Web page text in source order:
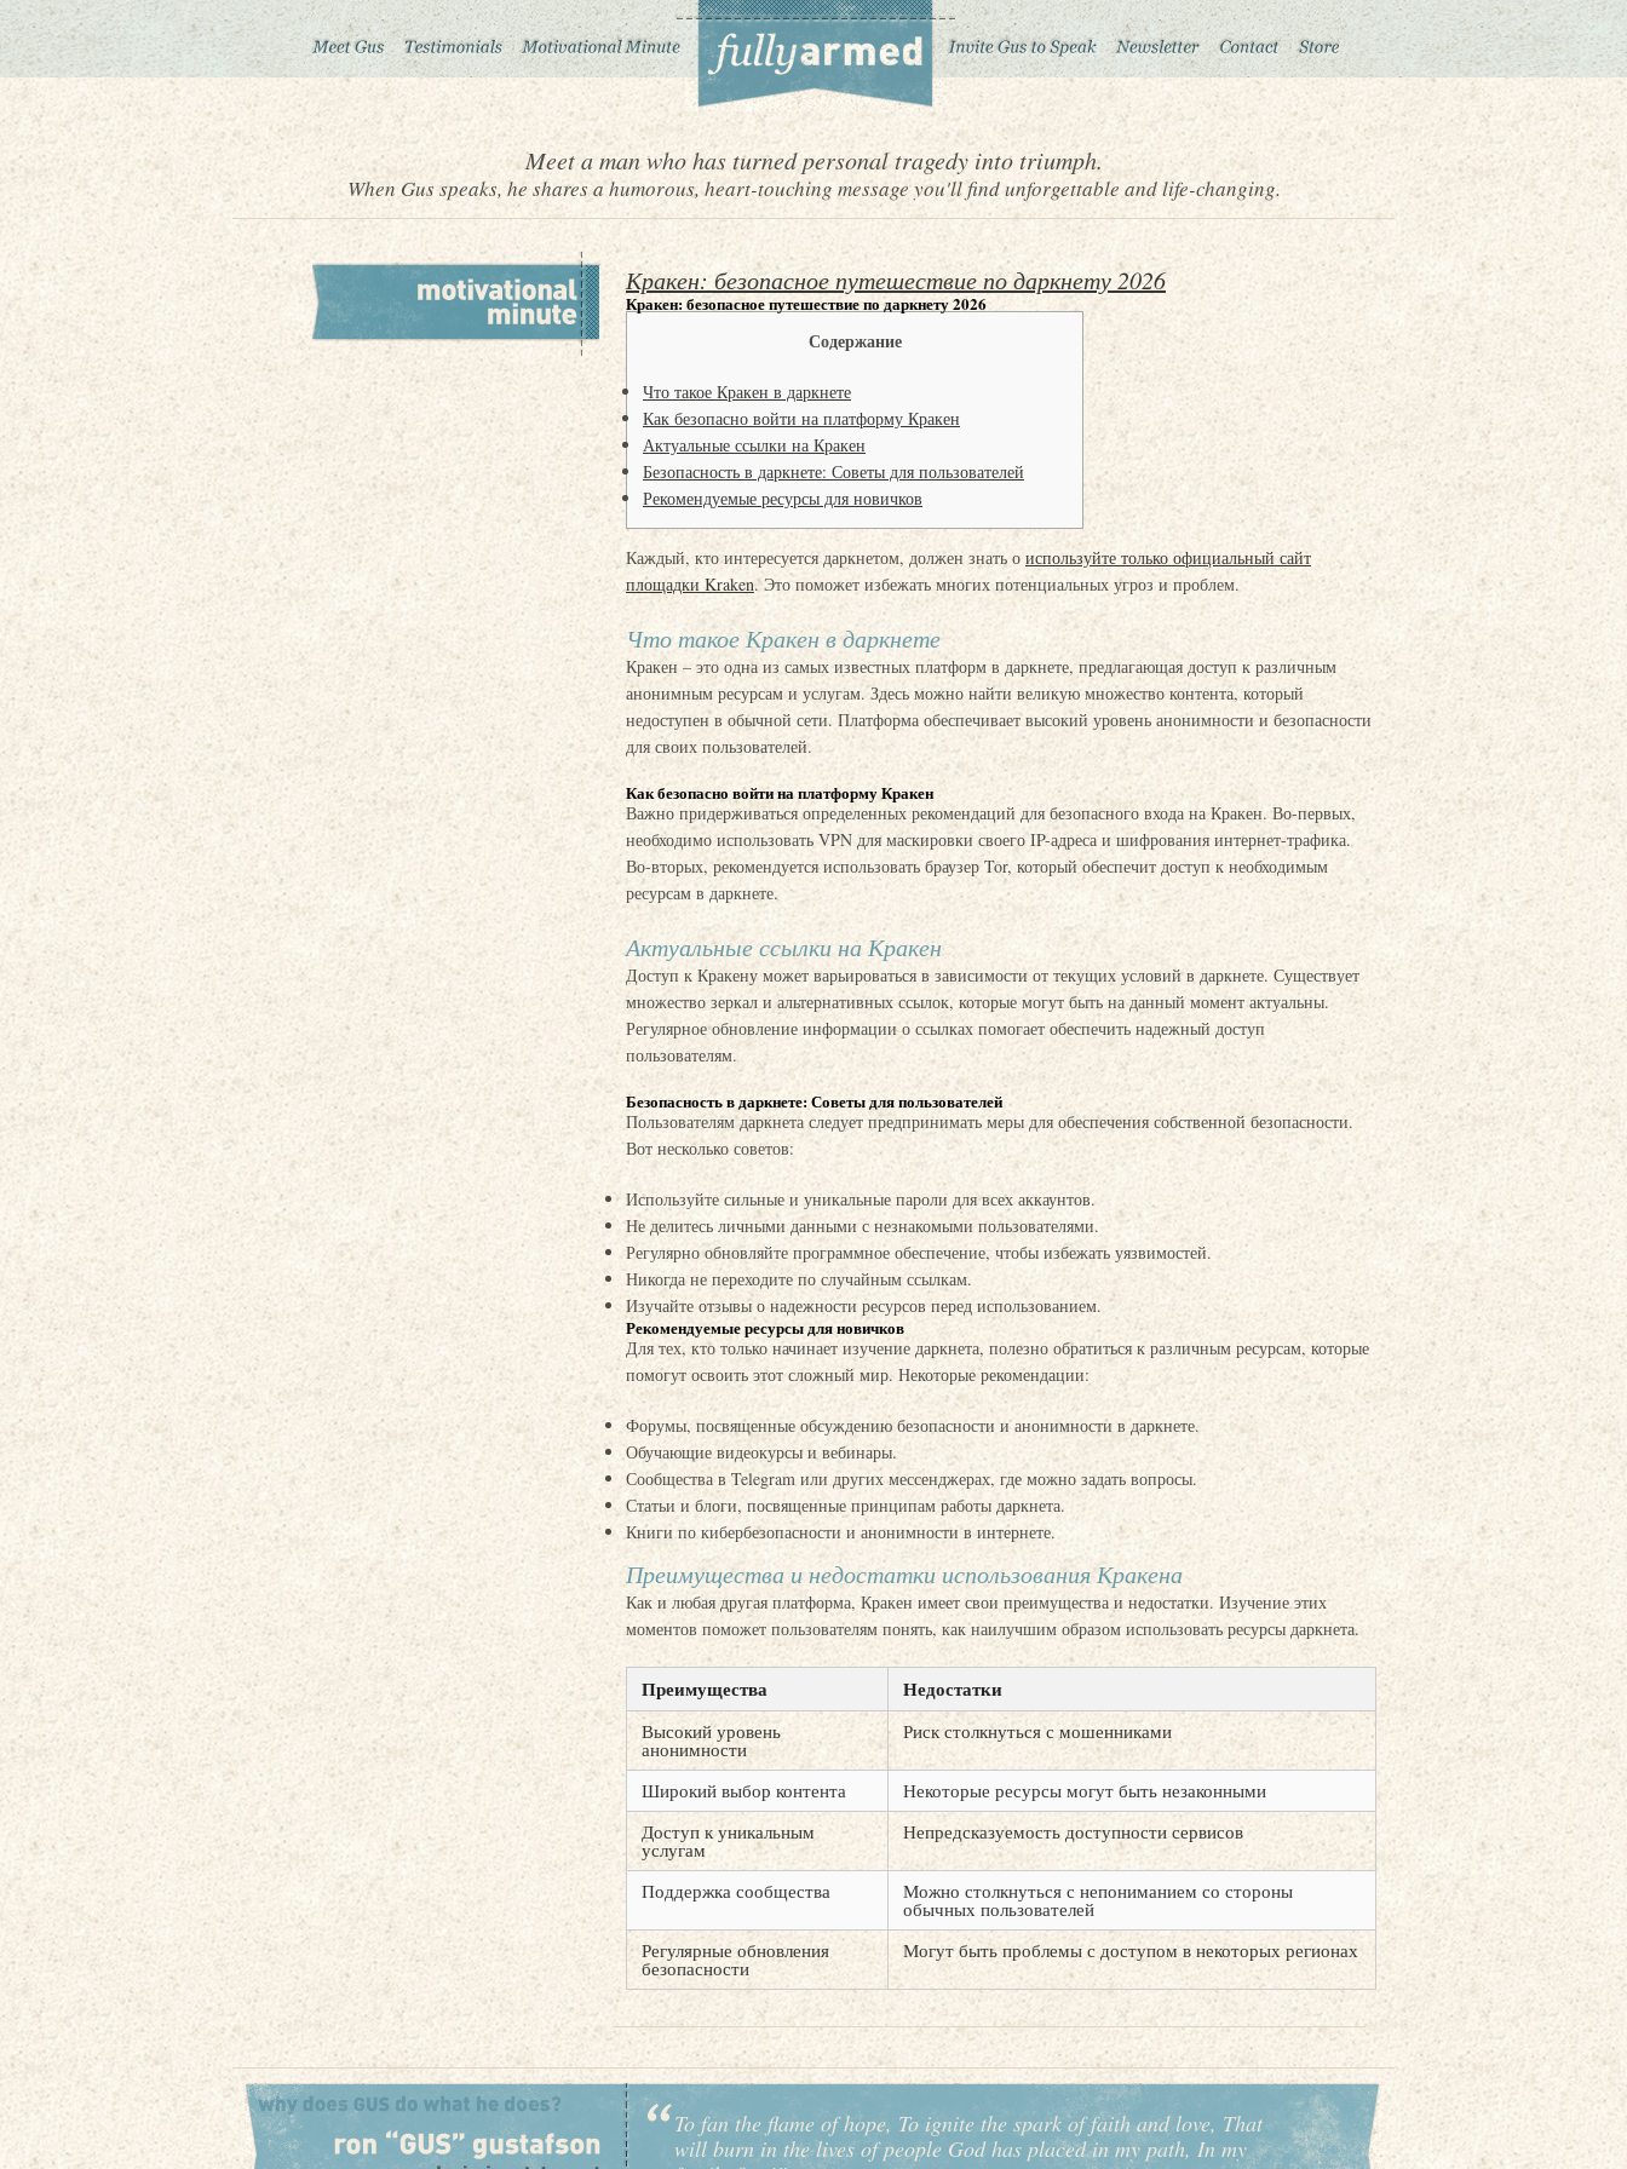
Meet a man who has turned personal tragedy into triumph.
When Gus speaks, he shares a humorous, heart-touching message you'll find unforgettable and life-changing.
Кракен: безопасное путешествие по даркнету 2026
Кракен: безопасное путешествие по даркнету 2026
Содержание
Что такое Кракен в даркнете
Как безопасно войти на платформу Кракен
Актуальные ссылки на Кракен
Безопасность в даркнете: Советы для пользователей
Рекомендуемые ресурсы для новичков
Каждый, кто интересуется даркнетом, должен знать о используйте только официальный сайт
площадки Kraken. Это поможет избежать многих потенциальных угроз и проблем.
Что такое Кракен в даркнете
Кракен – это одна из самых известных платформ в даркнете, предлагающая доступ к различным
анонимным ресурсам и услугам. Здесь можно найти великую множество контента, который
недоступен в обычной сети. Платформа обеспечивает высокий уровень анонимности и безопасности
для своих пользователей.
Как безопасно войти на платформу Кракен
Важно придерживаться определенных рекомендаций для безопасного входа на Кракен. Во-первых,
необходимо использовать VPN для маскировки своего IP-адреса и шифрования интернет-трафика.
Во-вторых, рекомендуется использовать браузер Tor, который обеспечит доступ к необходимым
ресурсам в даркнете.
Актуальные ссылки на Кракен
Доступ к Кракену может варьироваться в зависимости от текущих условий в даркнете. Существует
множество зеркал и альтернативных ссылок, которые могут быть на данный момент актуальны.
Регулярное обновление информации о ссылках помогает обеспечить надежный доступ
пользователям.
Безопасность в даркнете: Советы для пользователей
Пользователям даркнета следует предпринимать меры для обеспечения собственной безопасности.
Вот несколько советов:
Используйте сильные и уникальные пароли для всех аккаунтов.
Не делитесь личными данными с незнакомыми пользователями.
Регулярно обновляйте программное обеспечение, чтобы избежать уязвимостей.
Никогда не переходите по случайным ссылкам.
Изучайте отзывы о надежности ресурсов перед использованием.
Рекомендуемые ресурсы для новичков
Для тех, кто только начинает изучение даркнета, полезно обратиться к различным ресурсам, которые
помогут освоить этот сложный мир. Некоторые рекомендации:
Форумы, посвященные обсуждению безопасности и анонимности в даркнете.
Обучающие видеокурсы и вебинары.
Сообщества в Telegram или других мессенджерах, где можно задать вопросы.
Статьи и блоги, посвященные принципам работы даркнета.
Книги по кибербезопасности и анонимности в интернете.
Преимущества и недостатки использования Кракена
Как и любая другая платформа, Кракен имеет свои преимущества и недостатки. Изучение этих
моментов поможет пользователям понять, как наилучшим образом использовать ресурсы даркнета.
Преимущества Недостатки
Высокий уровень
анонимности
Риск столкнуться с мошенниками
Широкий выбор контента
Некоторые ресурсы могут быть незаконными
Доступ к уникальным
услугам
Непредсказуемость доступности сервисов
Поддержка сообщества Можно столкнуться с непониманием со стороны
обычных пользователей
Регулярные обновления
безопасности
Могут быть проблемы с доступом в некоторых регионах
To fan the flame of hope, To ignite the spark of faith and love, That
will burn in the lives of people God has placed in my path, In my